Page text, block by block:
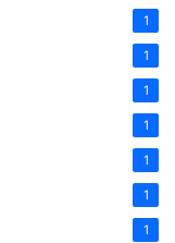
1
1
1
1
1
1
1